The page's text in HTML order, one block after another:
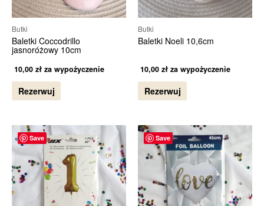
Butki
Baletki Coccodrillo
jasnoróżowy 10cm
10,00 zł za wypożyczenie
Rezerwuj
Butki
Baletki Noeli 10,6cm
10,00 zł za wypożyczenie
Rezerwuj
Save Save